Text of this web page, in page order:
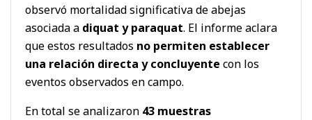
observó mortalidad significativa de abejas
asociada a diquat y paraquat. El informe aclara
que estos resultados no permiten establecer
una relación directa y concluyente con los
eventos observados en campo.
En total se analizaron 43 muestras